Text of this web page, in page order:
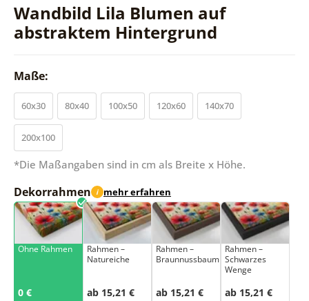
Wandbild Lila Blumen auf
abstraktem Hintergrund
Maße:
60x30 80x40 100x50 120x60 140x70
200x100
*Die Maßangaben sind in cm als Breite x Höhe.
Dekorrahmen i mehr erfahren
Ohne Rahmen
0 €
Rahmen –
Natureiche
ab 15,21 €
Rahmen –
Braunnussbaum
ab 15,21 €
Rahmen –
Schwarzes
Wenge
ab 15,21 €